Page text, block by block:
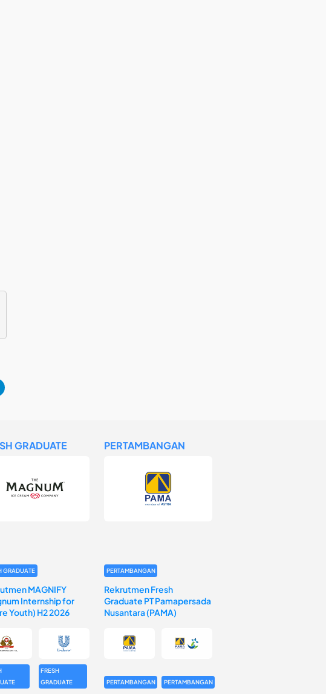
GRADUATE
GRADUATE
MAGNIFY
Internship for
Youth) H2 2026
FRESH
GRADUATE
PERTAMBANGAN
PERTAMBANGAN
Rekrutmen Fresh
Graduate PT Pamapersada
Nusantara (PAMA)
PERTAMBANGAN PERTAMBANGAN